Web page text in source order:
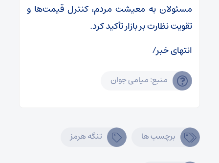
مسئولان به معیشت مردم، کنترل قیمت‌ها و
تقویت نظارت بر بازار تأکید کرد.
انتهای خبر/
منبع: میامی جوان
برچسب ها تنگه هرمز